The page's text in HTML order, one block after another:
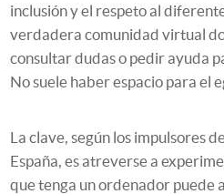
inclusión y el respeto al
verdadera comunidad virtual
consultar dudas o pedir ayuda
No suele haber espacio para el
La clave, según los impulsores
España, es atreverse a
que tenga un ordenador puede